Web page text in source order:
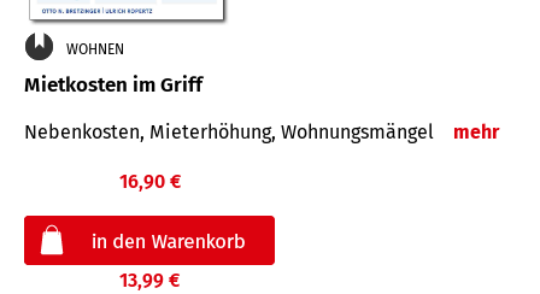
WOHNEN
Mietkosten im Griff
Nebenkosten, Mieterhöhung, Wohnungsmängel mehr
16,90 €
13,99 €